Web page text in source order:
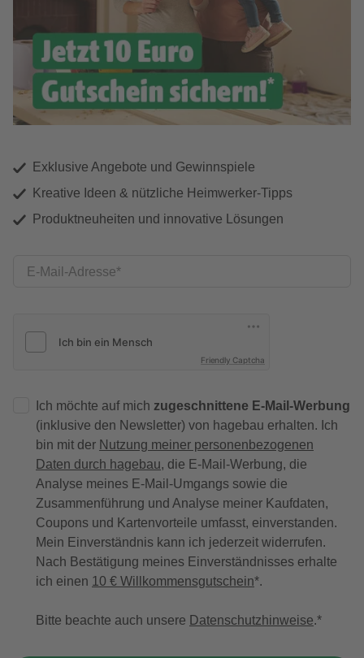
Exklusive Angebote und Gewinnspiele
Kreative Ideen & nützliche Heimwerker-Tipps
Produktneuheiten und innovative Lösungen
E-Mail-Adresse
Friendly Captcha
Ich möchte auf mich zugeschnittene E-Mail-Werbung
(inklusive den Newsletter) von hagebau erhalten. Ich
bin mit der Nutzung meiner personenbezogenen
Daten durch hagebau, die E-Mail-Werbung, die
Analyse meines E-Mail-Umgangs sowie die
Zusammenführung und Analyse meiner Kaufdaten,
Coupons und Kartenvorteile umfasst, einverstanden.
Mein Einverständnis kann ich jederzeit widerrufen.
Nach Bestätigung meines Einverständnisses erhalte
ich einen 10 € Willkommensgutschein*.
Bitte beachte auch unsere Datenschutzhinweise.